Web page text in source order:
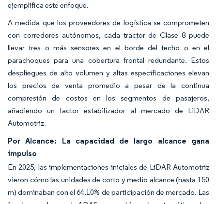
ejemplifica este enfoque.
A medida que los proveedores de logística se comprometen
con corredores autónomos, cada tractor de Clase 8 puede
llevar tres o más sensores en el borde del techo o en el
parachoques para una cobertura frontal redundante. Estos
despliegues de alto volumen y altas especificaciones elevan
los precios de venta promedio a pesar de la continua
compresión de costos en los segmentos de pasajeros,
añadiendo un factor estabilizador al mercado de LiDAR
Automotriz.
Por Alcance: La capacidad de largo alcance gana
impulso
En 2025, las implementaciones iniciales de LiDAR Automotriz
vieron cómo las unidades de corto y medio alcance (hasta 150
m) dominaban con el 64,10% de participación de mercado. Las